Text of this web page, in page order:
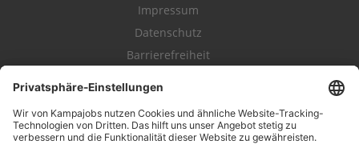
Impressum
Datenschutz
Barrierefreiheit
Kampahire
Kampagnenforum